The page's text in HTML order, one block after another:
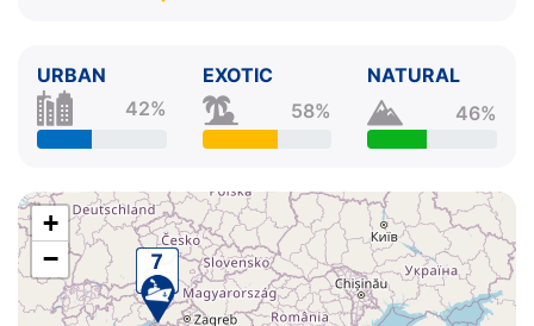
URBAN
42%
EXOTIC
58%
NATURAL
46%
+
−